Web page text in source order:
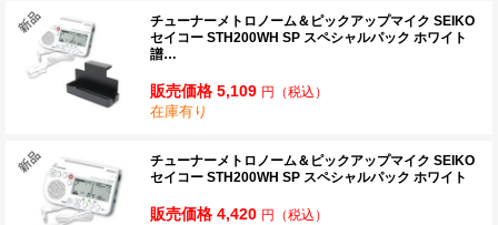
チューナーメトロノーム＆ピックアップマイク SEIKO
セイコー STH200WH SP スペシャルパック ホワイト
譜…
販売価格 5,109 円 （税込）
在庫有り
チューナーメトロノーム＆ピックアップマイク SEIKO
セイコー STH200WH SP スペシャルパック ホワイト
販売価格 4,420 円 （税込）